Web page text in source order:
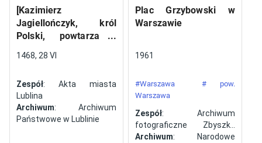
[Kazimierz
Jagiellończyk, król
Polski, powtarza i
wystawiony w Lublinie,
Jana ze Szczekocin,
starostę
1468, 28 VI
Zespół: Akta miasta
Lublina
Archiwum: Archiwum
Państwowe w Lublinie
Plac Grzybowski w
Warszawie
1961
#Warszawa
# pow.
Warszawa
Zespół: Archiwum
fotograficzne Zbyszka
Siemaszki
Archiwum: Narodowe